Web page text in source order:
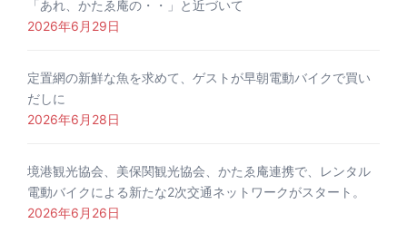
「あれ、かたゑ庵の・・」と近づいて
2026年6月29日
定置網の新鮮な魚を求めて、ゲストが早朝電動バイクで買い
だしに
2026年6月28日
境港観光協会、美保関観光協会、かたゑ庵連携で、レンタル
電動バイクによる新たな2次交通ネットワークがスタート。
2026年6月26日